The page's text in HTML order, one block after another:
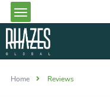
Home Reviews